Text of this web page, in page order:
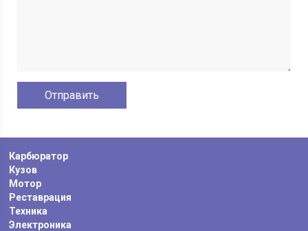
Карбюратор
Кузов
Мотор
Реставрация
Техника
Электроника